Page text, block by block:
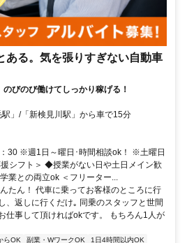
ある。気を張りすぎない自動車
びのび働けてしっかり稼げる！
」/「新検見川駅」から車で15分
30 ※週1日～曜日･時間相談ok！ ※土曜日
シフト＞ ◆授業がない日や土日メイン歓
業との両立ok ＜フリーター...
たん！ 代車に乗ってお客様のところに行
、返しに行くだけ｡ 同乗のスタッフと世間
仕事して頂ければokです。 もちろん1人が
らOK 副業・WワークOK
1日4時間以内OK